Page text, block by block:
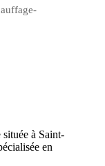
à Saint-
en